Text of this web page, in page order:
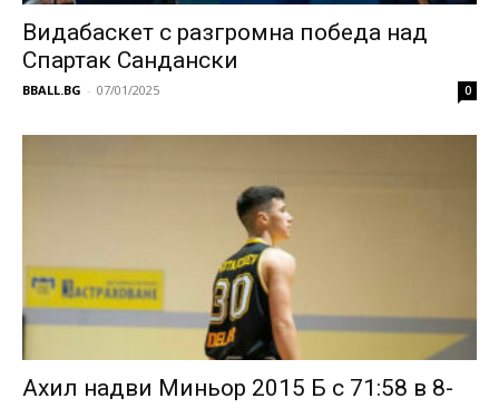
Видабаскет с разгромна победа над
Спартак Сандански
BBALL.BG - 07/01/2025 0
Ахил надви Миньор 2015 Б с 71:58 в 8-